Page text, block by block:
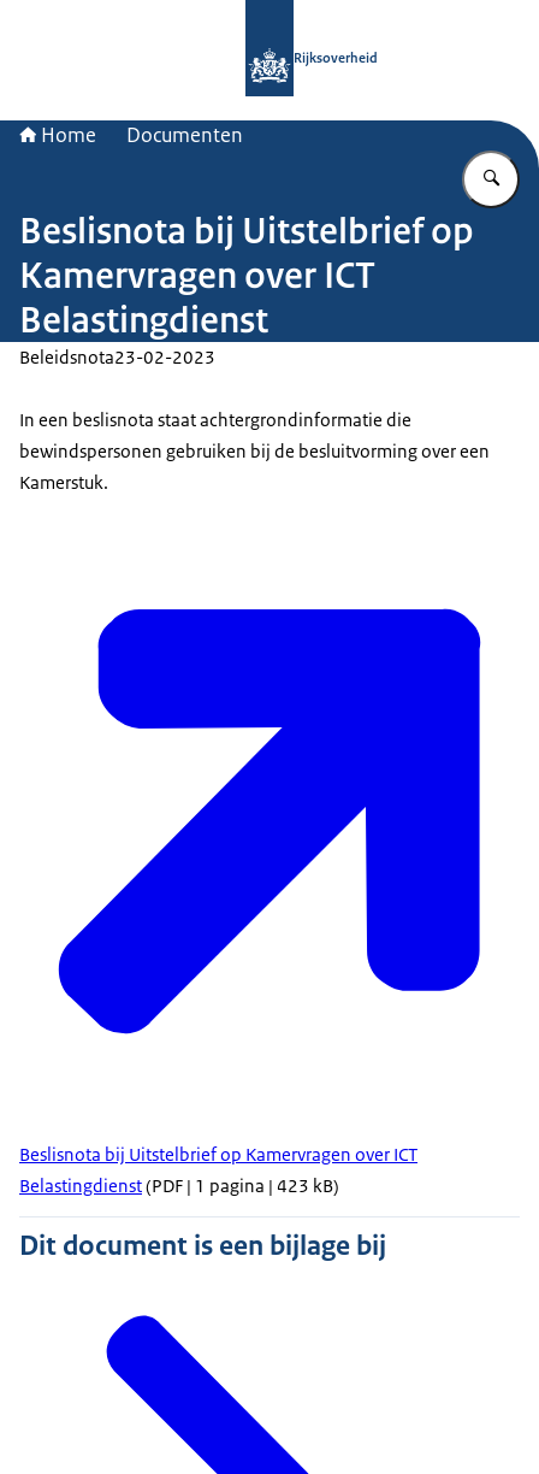
Rijksoverheid
Home Documenten
Beslisnota bij Uitstelbrief op
Kamervragen over ICT
Belastingdienst
Beleidsnota23-02-2023
In een beslisnota staat achtergrondinformatie die
bewindspersonen gebruiken bij de besluitvorming over een
Kamerstuk.
Beslisnota bij Uitstelbrief op Kamervragen over ICT
Belastingdienst(PDF | 1 pagina | 423 kB)
Dit document is een bijlage bij